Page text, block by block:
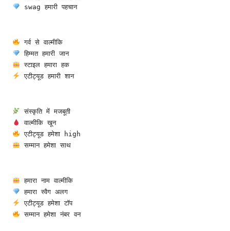
swag हमारी पहचान
गर्व से वाल्मीकि
हिम्मत हमारी जान
स्टाइल हमारा हक
एटीट्यूड हमारी शान
संस्कृति में मजबूती
वाल्मीकि खून
एटीट्यूड हमेशा high
सम्मान हमेशा साथ
हमारा नाम वाल्मीकि
हमारा स्वैग अलग
एटीट्यूड हमेशा टॉप
सम्मान हमेशा नंबर वन